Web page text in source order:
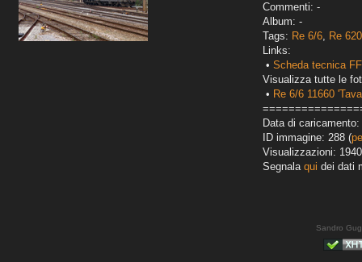
Commenti: -
Album: -
Tags: Re 6/6, Re 620
Links:
• Scheda tecnica
Visualizza tutte le
• Re 6/6 11660
Data di caricamento:
ID immagine: 288 (
Visualizzazioni: 1940
Segnala qui dei dati
Sandro